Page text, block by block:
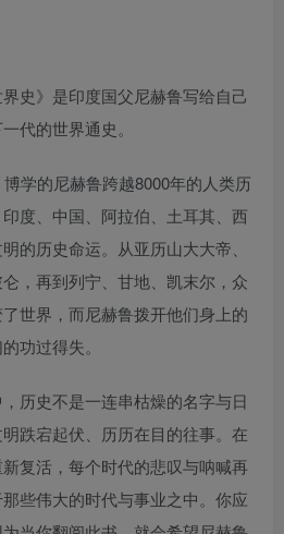
史》是印度国父尼赫鲁写给自己
代的世界通史。
学的尼赫鲁跨越8000年的人类历
度、中国、阿拉伯、土耳其、西
的历史命运。从亚历山大大帝、
，再到列宁、甘地、凯末尔，众
世界，而尼赫鲁拨开他们身上的
功过得失。
历史不是一连串枯燥的名字与日
跌宕起伏、历历在目的往事。在
复活，每个时代的悲叹与呐喊再
些伟大的时代与事业之中。你应